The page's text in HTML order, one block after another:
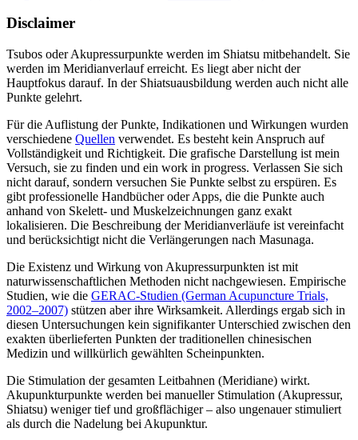
Disclaimer
Tsubos oder Akupressurpunkte werden im Shiatsu mitbehandelt. Sie
werden im Meridianverlauf erreicht. Es liegt aber nicht der
Hauptfokus darauf. In der Shiatsuausbildung werden auch nicht alle
Punkte gelehrt.
Für die Auflistung der Punkte, Indikationen und Wirkungen wurden
verschiedene Quellen verwendet. Es besteht kein Anspruch auf
Vollständigkeit und Richtigkeit. Die grafische Darstellung ist mein
Versuch, sie zu finden und ein work in progress. Verlassen Sie sich
nicht darauf, sondern versuchen Sie Punkte selbst zu erspüren. Es
gibt professionelle Handbücher oder Apps, die die Punkte auch
anhand von Skelett- und Muskelzeichnungen ganz exakt
lokalisieren. Die Beschreibung der Meridianverläufe ist vereinfacht
und berücksichtigt nicht die Verlängerungen nach Masunaga.
Die Existenz und Wirkung von Akupressurpunkten ist mit
naturwissenschaftlichen Methoden nicht nachgewiesen. Empirische
Studien, wie die GERAC-Studien (German Acupuncture Trials,
2002–2007) stützen aber ihre Wirksamkeit. Allerdings ergab sich in
diesen Untersuchungen kein signifikanter Unterschied zwischen den
exakten überlieferten Punkten der traditionellen chinesischen
Medizin und willkürlich gewählten Scheinpunkten.
Die Stimulation der gesamten Leitbahnen (Meridiane) wirkt.
Akupunkturpunkte werden bei manueller Stimulation (Akupressur,
Shiatsu) weniger tief und großflächiger – also ungenauer stimuliert
als durch die Nadelung bei Akupunktur.